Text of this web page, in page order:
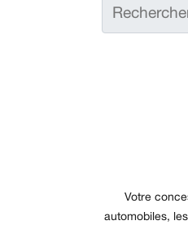
Votre
automobiles,